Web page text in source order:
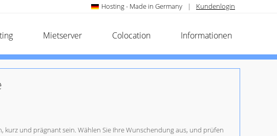
Hosting - Made in Germany | Kundenlogin
Mietserver Colocation Informationen
kurz und prägnant sein. Wählen Sie Ihre Wunschendung aus, und prüfen